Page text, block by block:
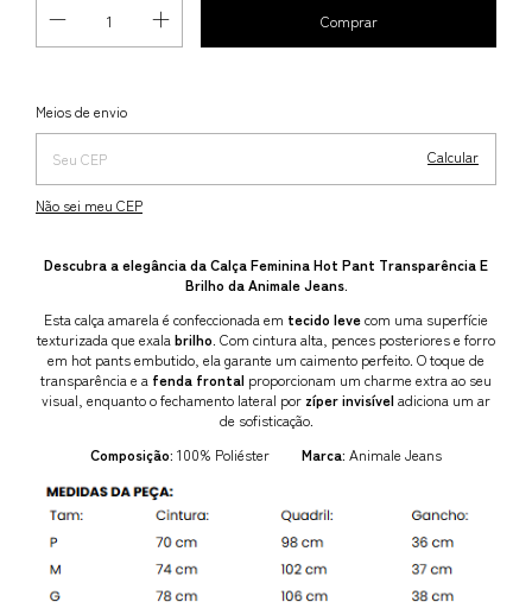
Entregas para o CEP:
Meios de envio
Calcular
Não sei meu CEP
Descubra a elegância da Calça Feminina Hot Pant Transparência E
Brilho da Animale Jeans.
Esta calça amarela é confeccionada em tecido levecom uma superfície
texturizada que exala brilho . Com cintura alta, pences posteriores e forro
em hot pants embutido, ela garante um caimento perfeito. O toque de
transparência e a fenda frontal proporcionam um charme extra ao seu
visual, enquanto o fechamento lateral por zíper invisíveladiciona um ar
de sofisticação.
Composição: 100% Poliéster Marca: Animale Jeans